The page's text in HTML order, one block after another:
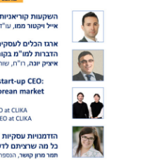
י
מ
צ
'
י
כ
מ
ו
ר
ש